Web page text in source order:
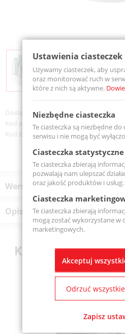
Dostępność:Na zamówienie
Kod produktu:
412 L
Kod EAN:733312004629
Wersje produktu
Opis produktu
Klienci kupili
Ustawienia ciasteczek
Używamy ciasteczek, aby
oraz monitorować ruch w
które z nich są aktywne.
Niezbędne ciasteczka
Te ciasteczka są niezbędne do
serwisu i nie mogą być
Ciasteczka statystyczne
Te ciasteczka zbierają
pozwalają nam ulepszać
oraz jakość produktów i usług.
Ciasteczka
Te ciasteczka zbierają
mogą zostać wykorzystane w
marketingowych.
Akceptuj
Odrzuć
Zapisz